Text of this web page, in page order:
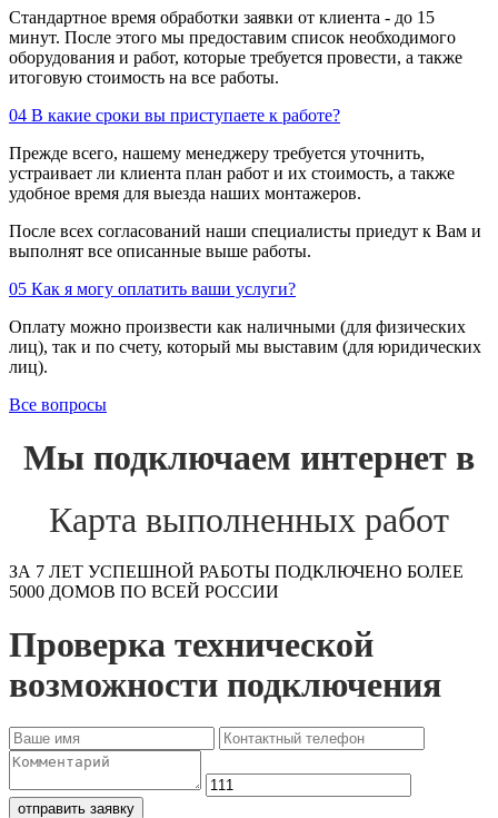
Стандартное время обработки заявки от клиента - до 15
минут. После этого мы предоставим список необходимого
оборудования и работ, которые требуется провести, а также
итоговую стоимость на все работы.
04 В какие сроки вы приступаете к работе?
Прежде всего, нашему менеджеру требуется уточнить,
устраивает ли клиента план работ и их стоимость, а также
удобное время для выезда наших монтажеров.
После всех согласований наши специалисты приедут к Вам и
выполнят все описанные выше работы.
05 Как я могу оплатить ваши услуги?
Оплату можно произвести как наличными (для физических
лиц), так и по счету, который мы выставим (для юридических
лиц).
Все вопросы
Мы подключаем интернет в
Карта выполненных работ
ЗА 7 ЛЕТ УСПЕШНОЙ РАБОТЫ ПОДКЛЮЧЕНО БОЛЕЕ
5000 ДОМОВ ПО ВСЕЙ РОССИИ
Проверка технической
возможности подключения
отправить заявку